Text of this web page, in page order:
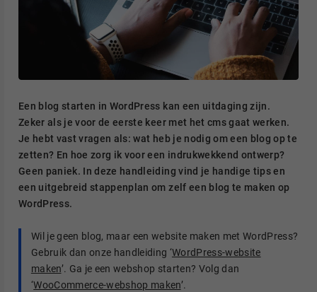
Een blog starten in WordPress kan een uitdaging zijn.
Zeker als je voor de eerste keer met het cms gaat werken.
Je hebt vast vragen als: wat heb je nodig om een blog op te
zetten? En hoe zorg ik voor een indrukwekkend ontwerp?
Geen paniek. In deze handleiding vind je handige tips en
een uitgebreid stappenplan om zelf een blog te maken op
WordPress.
Wil je geen blog, maar een website maken met WordPress?
Gebruik dan onze handleiding ‘WordPress-website
maken’. Ga je een webshop starten? Volg dan
‘WooCommerce-webshop maken’.